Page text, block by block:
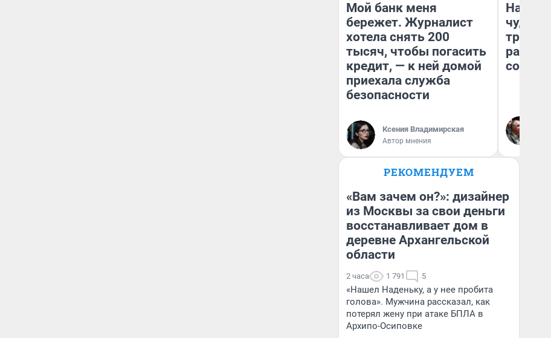
Мой банк меня
бережет. Журналист
хотела снять 200
тысяч, чтобы погасить
кредит, — к ней домой
приехала служба
безопасности
Ксения Владимирская
Автор мнения
чудом
РЕКОМЕНДУЕМ
«Вам зачем он?»: дизайнер
из Москвы за свои деньги
восстанавливает дом в
деревне Архангельской
области
2 часа 1 791 5
«Нашел Наденьку, а у нее пробита
голова». Мужчина рассказал, как
потерял жену при атаке БПЛА в
Архипо-Осиповке